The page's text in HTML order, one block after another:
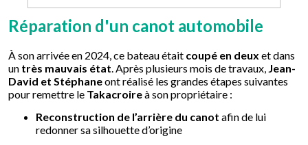
Réparation d'un canot automobile
À son arrivée en 2024, ce bateau était coupé en deux et dans
un très mauvais état. Après plusieurs mois de travaux, Jean-
David et Stéphaneont réalisé les grandes étapes suivantes
pour remettre le Takacroireà son propriétaire :
Reconstruction de l’arrière du canot afin de lui
redonner sa silhouette d’origine